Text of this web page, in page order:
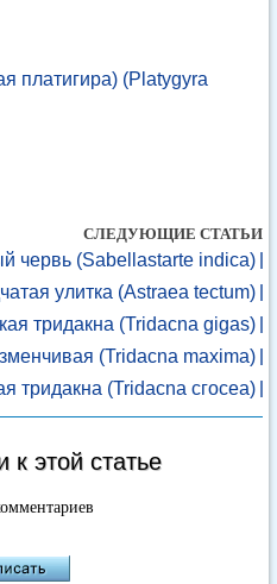
платигира) (Platygyra
СЛЕДУЮЩИЕ СТАТЬИ
червь (Sabellastarte indica)
улитка (Astraea tectum)
тридакна (Tridacna gigas)
(Tridacna maxima)
тридакна (Tridacna сгосеа)
к этой статье